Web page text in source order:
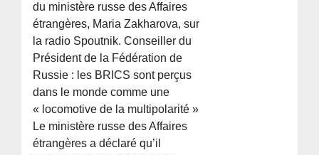
du ministère russe des Affaires
étrangères, Maria Zakharova, sur
la radio Spoutnik. Conseiller du
Président de la Fédération de
Russie : les BRICS sont perçus
dans le monde comme une
« locomotive de la multipolarité »
Le ministère russe des Affaires
étrangères a déclaré qu’il